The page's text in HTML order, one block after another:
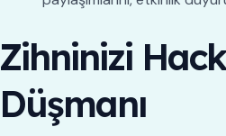
Zihninizi
Düşmanı